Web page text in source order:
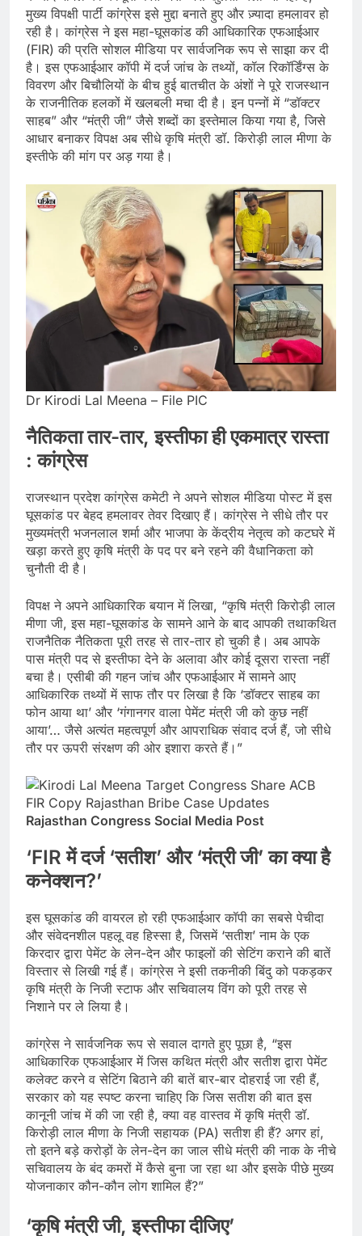
मुख्य विपक्षी पार्टी कांग्रेस इसे मुद्दा बनाते हुए और ज़्यादा हमलावर हो
रही है। कांग्रेस ने इस महा-घूसकांड की आधिकारिक एफआईआर
(FIR) की प्रति सोशल मीडिया पर सार्वजनिक रूप से साझा कर दी
है। इस एफआईआर कॉपी में दर्ज जांच के तथ्यों, कॉल रिकॉर्डिंग्स के
विवरण और बिचौलियों के बीच हुई बातचीत के अंशों ने पूरे राजस्थान
के राजनीतिक हलकों में खलबली मचा दी है। इन पन्नों में “डॉक्टर
साहब” और “मंत्री जी” जैसे शब्दों का इस्तेमाल किया गया है, जिसे
आधार बनाकर विपक्ष अब सीधे कृषि मंत्री डॉ. किरोड़ी लाल मीणा के
इस्तीफे की मांग पर अड़ गया है।
Dr Kirodi Lal Meena – File PIC
नैतिकता तार-तार, इस्तीफा ही एकमात्र रास्ता
: कांग्रेस
राजस्थान प्रदेश कांग्रेस कमेटी ने अपने सोशल मीडिया पोस्ट में इस
घूसकांड पर बेहद हमलावर तेवर दिखाए हैं। कांग्रेस ने सीधे तौर पर
मुख्यमंत्री भजनलाल शर्मा और भाजपा के केंद्रीय नेतृत्व को कटघरे में
खड़ा करते हुए कृषि मंत्री के पद पर बने रहने की वैधानिकता को
चुनौती दी है।
विपक्ष ने अपने आधिकारिक बयान में लिखा, “कृषि मंत्री किरोड़ी लाल
मीणा जी, इस महा-घूसकांड के सामने आने के बाद आपकी तथाकथित
राजनैतिक नैतिकता पूरी तरह से तार-तार हो चुकी है। अब आपके
पास मंत्री पद से इस्तीफा देने के अलावा और कोई दूसरा रास्ता नहीं
बचा है। एसीबी की गहन जांच और एफआईआर में सामने आए
आधिकारिक तथ्यों में साफ तौर पर लिखा है कि ‘डॉक्टर साहब का
फोन आया था’ और ‘गंगानगर वाला पेमेंट मंत्री जी को कुछ नहीं
आया’… जैसे अत्यंत महत्वपूर्ण और आपराधिक संवाद दर्ज हैं, जो सीधे
तौर पर ऊपरी संरक्षण की ओर इशारा करते हैं।”
Rajasthan Congress Social Media Post
‘FIR में दर्ज ‘सतीश’ और ‘मंत्री जी’ का क्या है
कनेक्शन?’
इस घूसकांड की वायरल हो रही एफआईआर कॉपी का सबसे पेचीदा
और संवेदनशील पहलू वह हिस्सा है, जिसमें ‘सतीश’ नाम के एक
किरदार द्वारा पेमेंट के लेन-देन और फाइलों की सेटिंग कराने की बातें
विस्तार से लिखी गई हैं। कांग्रेस ने इसी तकनीकी बिंदु को पकड़कर
कृषि मंत्री के निजी स्टाफ और सचिवालय विंग को पूरी तरह से
निशाने पर ले लिया है।
कांग्रेस ने सार्वजनिक रूप से सवाल दागते हुए पूछा है, “इस
आधिकारिक एफआईआर में जिस कथित मंत्री और सतीश द्वारा पेमेंट
कलेक्ट करने व सेटिंग बिठाने की बातें बार-बार दोहराई जा रही हैं,
सरकार को यह स्पष्ट करना चाहिए कि जिस सतीश की बात इस
कानूनी जांच में की जा रही है, क्या वह वास्तव में कृषि मंत्री डॉ.
किरोड़ी लाल मीणा के निजी सहायक (PA) सतीश ही हैं? अगर हां,
तो इतने बड़े करोड़ों के लेन-देन का जाल सीधे मंत्री की नाक के नीचे
सचिवालय के बंद कमरों में कैसे बुना जा रहा था और इसके पीछे मुख्य
योजनाकार कौन-कौन लोग शामिल हैं?”
‘कृषि मंत्री जी, इस्तीफा दीजिए’